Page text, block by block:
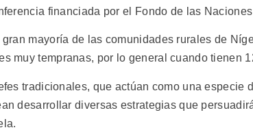
financiada por el Fondo de las
gran mayoría de las comunidades rurales de
muy tempranas, por lo general cuando tienen
tradicionales, que actúan como una
desarrollar diversas estrategias que